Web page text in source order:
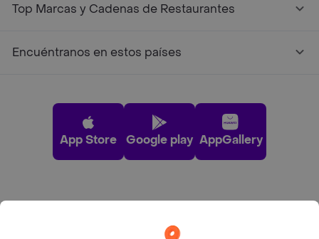
Top Marcas y Cadenas de Restaurantes
Encuéntranos en estos países
App Store Google play AppGallery